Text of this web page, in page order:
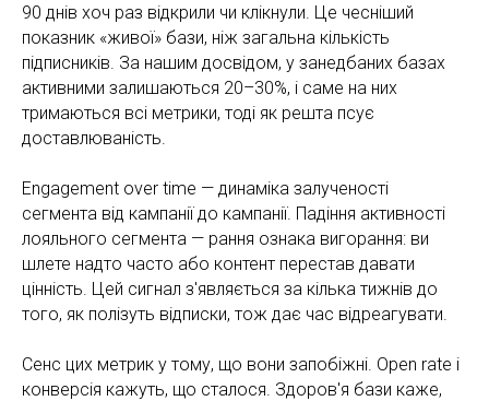
90 днів хоч раз відкрили чи клікнули. Це чесніший
показник «живої» бази, ніж загальна кількість
підписників. За нашим досвідом, у занедбаних базах
активними залишаються 20–30%, і саме на них
тримаються всі метрики, тоді як решта псує
доставлюваність.
Engagement over time — динаміка залученості
сегмента від кампанії до кампанії. Падіння активності
лояльного сегмента — рання ознака вигорання: ви
шлете надто часто або контент перестав давати
цінність. Цей сигнал з'являється за кілька тижнів до
того, як полізуть відписки, тож дає час відреагувати.
Сенс цих метрик у тому, що вони запобіжні. Open rate і
конверсія кажуть, що сталося. Здоров'я бази каже,